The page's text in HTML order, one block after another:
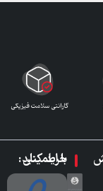
با اطمینان خرید کنید: